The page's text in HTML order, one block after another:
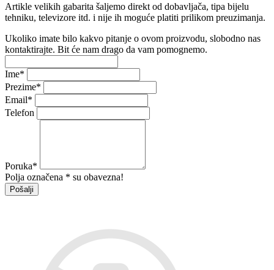
Artikle velikih gabarita šaljemo direkt od dobavljača, tipa bijelu
tehniku, televizore itd. i nije ih moguće platiti prilikom preuzimanja.
Ukoliko imate bilo kakvo pitanje o ovom proizvodu, slobodno nas
kontaktirajte. Bit će nam drago da vam pomognemo.
Ime*
Prezime*
Email*
Telefon
Poruka*
Polja označena * su obavezna!
Pošalji